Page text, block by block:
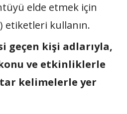
elde etmek için
etiketleri kullanın.
geçen kişi adlarıyla,
ve etkinliklerle
kelimelerle yer